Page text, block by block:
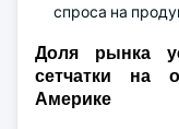
спроса на
Доля рынка
сетчатки на
Америке